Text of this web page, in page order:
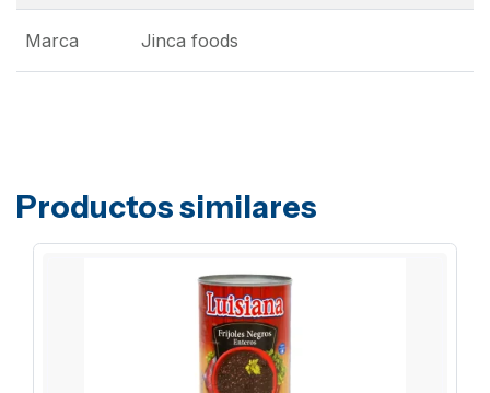
Marca Jinca foods
Productos similares